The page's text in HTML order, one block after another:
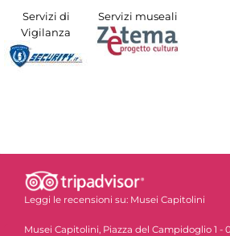
Servizi di
Vigilanza
Servizi museali
Leggi le recensioni su: Musei Capitolini
Musei Capitolini, Piazza del Campidoglio 1 -